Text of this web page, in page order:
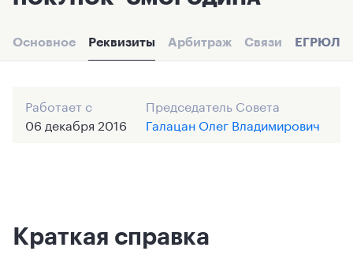
Основное Реквизиты Арбитраж Связи ЕГРЮЛ
Работает с
06 декабря 2016
Председатель Совета
Галацан Олег Владимирович
Краткая справка